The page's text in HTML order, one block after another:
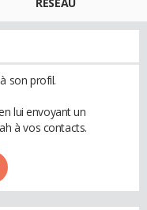
son profil.
lui envoyant un
à vos contacts.